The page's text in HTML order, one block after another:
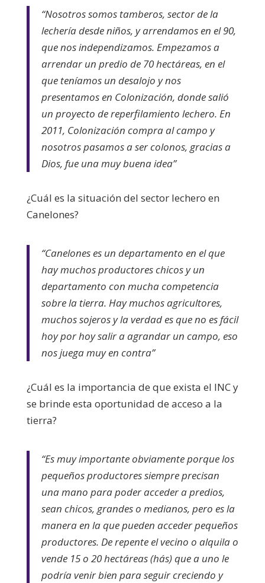
“Nosotros somos tamberos, sector de la
lechería desde niños, y arrendamos en el 90,
que nos independizamos. Empezamos a
arrendar un predio de 70 hectáreas, en el
que teníamos un desalojo y nos
presentamos en Colonización, donde salió
un proyecto de reperfilamiento lechero. En
2011, Colonización compra al campo y
nosotros pasamos a ser colonos, gracias a
Dios, fue una muy buena idea”
¿Cuál es la situación del sector lechero en
Canelones?
“Canelones es un departamento en el que
hay muchos productores chicos y un
departamento con mucha competencia
sobre la tierra. Hay muchos agricultores,
muchos sojerosy la verdad es que no es fácil
hoy por hoy salir a agrandar un campo, eso
nos juega muy en contra”
¿Cuál es la importancia de que exista el INC y
se brinde esta oportunidad de acceso a la
tierra?
“Es muy importante obviamente porque los
pequeños productores siempre precisan
una mano para poder acceder a predios,
sean chicos, grandes o medianos, pero es la
manera en la que pueden acceder pequeños
productores. De repente el vecino o alquila o
vende 15 o 20 hectáreas (hás) que a uno le
podría venir bien para seguir creciendo y